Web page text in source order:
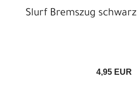
Slurf Bremszug schwarz
4,95 EUR